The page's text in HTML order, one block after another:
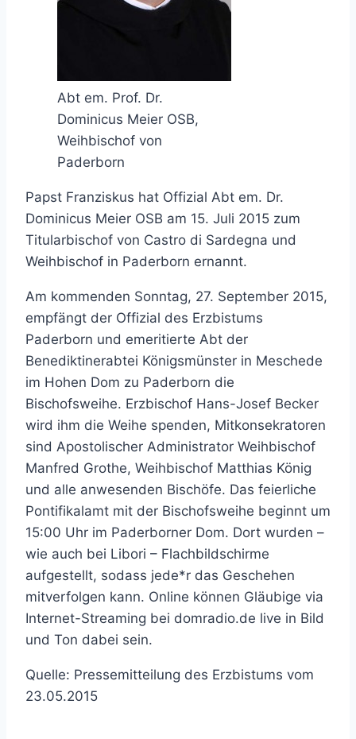
Abt em. Prof. Dr.
Dominicus Meier OSB,
Weihbischof von
Paderborn
Papst Franziskus hat Offizial Abt em. Dr.
Dominicus Meier OSB am 15. Juli 2015 zum
Titularbischof von Castro di Sardegna und
Weihbischof in Paderborn ernannt.
Am kommenden Sonntag, 27. September 2015,
empfängt der Offizial des Erzbistums
Paderborn und emeritierte Abt der
Benediktinerabtei Königsmünster in Meschede
im Hohen Dom zu Paderborn die
Bischofsweihe. Erzbischof Hans-Josef Becker
wird ihm die Weihe spenden, Mitkonsekratoren
sind Apostolischer Administrator Weihbischof
Manfred Grothe, Weihbischof Matthias König
und alle anwesenden Bischöfe. Das feierliche
Pontifikalamt mit der Bischofsweihe beginnt um
15:00 Uhr im Paderborner Dom. Dort wurden –
wie auch bei Libori – Flachbildschirme
aufgestellt, sodass jede*r das Geschehen
mitverfolgen kann. Online können Gläubige via
Internet-Streaming bei domradio.de live in Bild
und Ton dabei sein.
Quelle: Pressemitteilung des Erzbistums vom
23.05.2015